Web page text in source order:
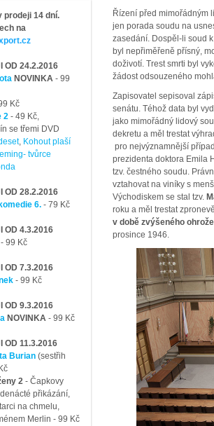
prodeji 14 dní.
na
OD 24.2.2016
NOVINKA - 99
Kč
2- 49 Kč,
se třemi DVD
, Kohout plaší
tvůrce
OD 28.2.2016
6. - 79 Kč
OD 4.3.2016
99 Kč
OD 7.3.2016
- 99 Kč
OD 9.3.2016
NOVINKA - 99 Kč
OD 11.3.2016
Burian (sestřih
2- Čapkovy
přikázání,
na chmelu,
Merlin - 99 Kč
Řízení před mimořádným
jen porada soudu na
zasedání. Dospěl-li soud
byl nepřiměřeně přísný,
doživotí. Trest smrti byl
žádost odsouzeného
Zapisovatel sepisoval
senátu. Téhož data byl
jako mimořádný lidový
dekretu a měl trestat
pro nejvýznamnější
prezidenta doktora Emila
tzv. čestného soudu.
vztahovat na viníky s
Východiskem se stal tzv.
roku a měl trestat
v době zvýšeného
prosince 1946.